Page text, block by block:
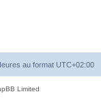
au format UTC+02:00
Limited